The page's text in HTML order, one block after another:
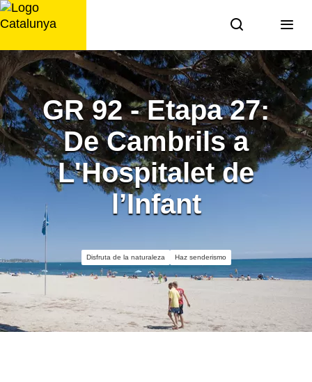
Saltar
al
GR 92 - Etapa 27:
De Cambrils a
L'Hospitalet de
l’Infant
Disfruta de la naturaleza Haz senderismo